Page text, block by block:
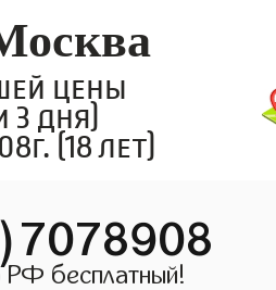
цены
3 дня)
(18 лет)
бесплатный!